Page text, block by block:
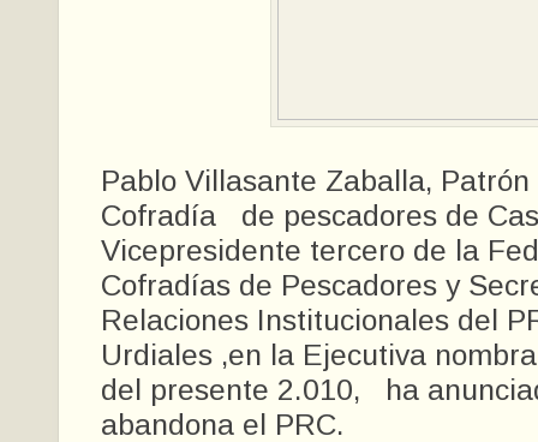
Pablo Villasante Zaballa,
Cofradía de pescadores de
Vicepresidente tercero de la
Cofradías de Pescadores y
Relaciones Institucionales del
Urdiales ,en la Ejecutiva
del presente 2.010, ha
abandona el PRC.